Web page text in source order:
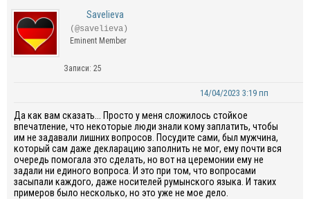
Savelieva
(@savelieva)
Eminent Member
Записи: 25
14/04/2023 3:19 пп
Да как вам сказать... Просто у меня сложилось стойкое
впечатление, что некоторые люди знали кому заплатить, чтобы
им не задавали лишних вопросов. Посудите сами, был мужчина,
который сам даже декларацию заполнить не мог, ему почти вся
очередь помогала это сделать, но вот на церемонии ему не
задали ни единого вопроса. И это при том, что вопросами
засыпали каждого, даже носителей румынского языка. И таких
примеров было несколько, но это уже не мое дело.